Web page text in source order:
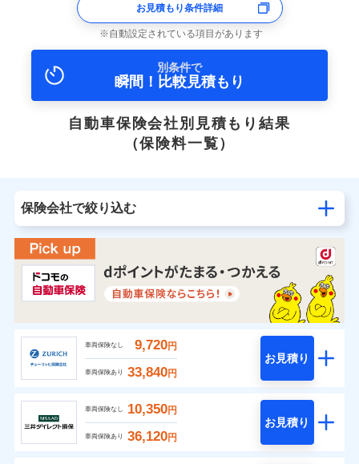
お見積もり条件詳細
自動設定されている項目があります
別条件で
瞬間！比較見積もり
自動車保険会社別見積もり結果
（保険料一覧）
保険会社で絞り込む
車両保険なし 9,720円
車両保険あり 33,840円
お見積り
車両保険なし 10,350円
車両保険あり 36,120円
お見積り